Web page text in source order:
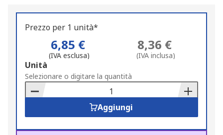
Prezzo per 1 unità*
6,85 €
(IVA esclusa)
8,36 €
(IVA inclusa)
Add
to
Basket
Unità
Selezionare o digitare la quantità
Aggiungi